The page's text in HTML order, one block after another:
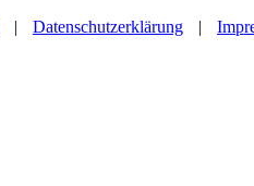
| Datenschutzerklärung |